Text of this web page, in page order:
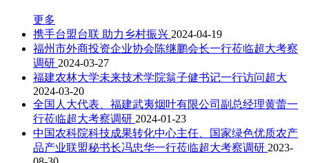
更多
携手台盟台联 助力乡村振兴 2024-04-19
福州市外商投资企业协会陈继鹏会长一行莅临超大考察
调研 2024-03-27
福建农林大学未来技术学院翁子健书记一行访问超大
2024-03-20
全国人大代表、福建武夷烟叶有限公司副总经理黄蕾一
行莅临超大考察调研 2024-01-23
中国农科院科技成果转化中心主任、国家绿色优质农产
品产业联盟秘书长冯忠华一行莅临超大考察调研 2023-